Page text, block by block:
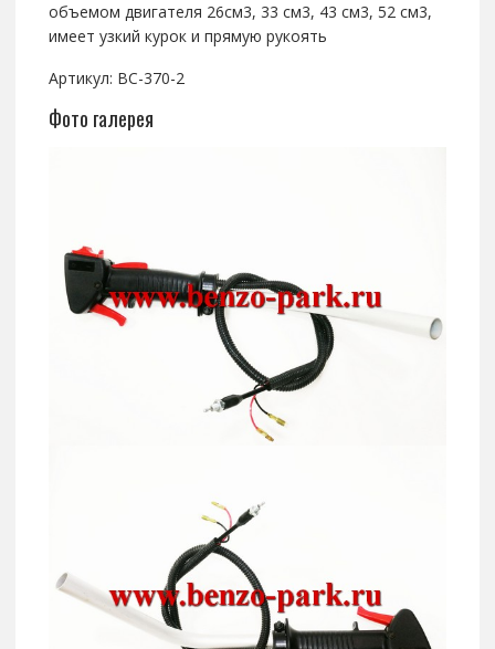
объемом двигателя 26см3, 33 см3, 43 см3, 52 см3,
имеет узкий курок и прямую рукоять
Артикул: BC-370-2
Фото галерея